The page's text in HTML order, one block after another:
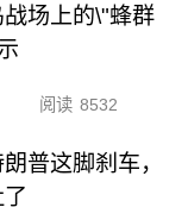
场上的\"蜂群
阅读 8532
普这脚刹车，